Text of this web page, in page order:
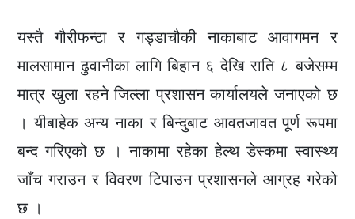
यस्तै गौरीफन्टा र गड्डाचौकी नाकाबाट आवागमन र
मालसामान ढुवानीका लागि बिहान ६ देखि राति ८ बजेसम्म
मात्र खुला रहने जिल्ला प्रशासन कार्यालयले जनाएको छ
। यीबाहेक अन्य नाका र बिन्दुबाट आवतजावत पूर्ण रूपमा
बन्द गरिएको छ । नाकामा रहेका हेल्थ डेस्कमा स्वास्थ्य
जाँच गराउन र विवरण टिपाउन प्रशासनले आग्रह गरेको
छ ।